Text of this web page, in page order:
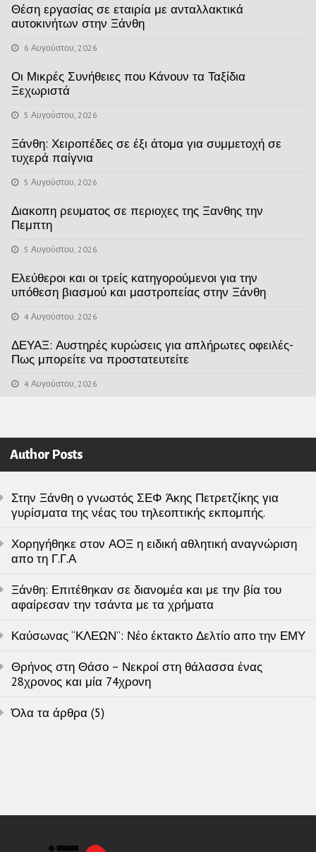
Θέση εργασίας σε εταιρία με ανταλλακτικά
αυτοκινήτων στην Ξάνθη
6 Αυγούστου, 2026
Οι Μικρές Συνήθειες που Κάνουν τα Ταξίδια
Ξεχωριστά
5 Αυγούστου, 2026
Ξάνθη: Χειροπέδες σε έξι άτομα για συμμετοχή σε
τυχερά παίγνια
5 Αυγούστου, 2026
Διακοπη ρευματος σε περιοχες της Ξανθης την
Πεμπτη
5 Αυγούστου, 2026
Ελεύθεροι και οι τρείς κατηγορούμενοι για την
υπόθεση βιασμού και μαστροπείας στην Ξάνθη
4 Αυγούστου, 2026
ΔΕΥΑΞ: Αυστηρές κυρώσεις για απλήρωτες οφειλές-
Πως μπορείτε να προστατευτείτε
4 Αυγούστου, 2026
Author Posts
Στην Ξάνθη ο γνωστός ΣΕΦ Άκης Πετρετζίκης για
γυρίσματα της νέας του τηλεοπτικής εκπομπής.
Χορηγήθηκε στον ΑΟΞ η ειδική αθλητική αναγνώριση
απο τη Γ.Γ.Α
Ξάνθη: Επιτέθηκαν σε διανομέα και με την βία του
αφαίρεσαν την τσάντα με τα χρήματα
Καύσωνας “ΚΛΕΩΝ”: Νέο έκτακτο Δελτίο απο την ΕΜΥ
Θρήνος στη Θάσο – Νεκροί στη θάλασσα ένας
28χρονος και μία 74χρονη
Όλα τα άρθρα (5)